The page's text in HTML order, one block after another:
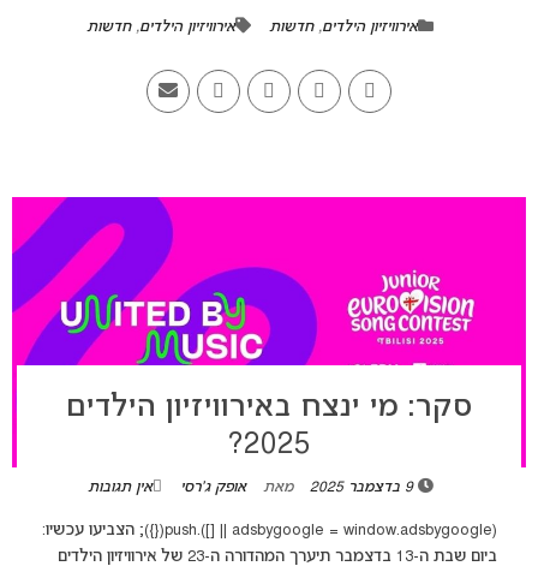
אירוויזיון הילדים,חדשות אירוויזיון הילדים,חדשות
סקר: מי ינצח באירוויזיון הילדים
2025?
9 בדצמבר 2025 מאת אופק ג'רסי אין תגובות
(adsbygoogle = window.adsbygoogle || []).push({}); הצביעו עכשיו:
ביום שבת ה-13 בדצמבר תיערך המהדורה ה-23 של אירוויזיון הילדים